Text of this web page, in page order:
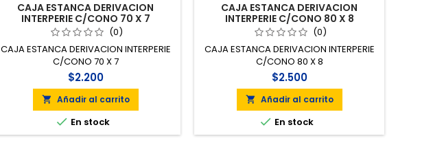
CAJA ESTANCA DERIVACION
INTERPERIE C/CONO 70 X 7
(0)
CAJA ESTANCA DERIVACION INTERPERIE
C/CONO 70 X 7
$2.200
 Añadir al carrito
 En stock
CAJA ESTANCA DERIVACION
INTERPERIE C/CONO 80 X 8
(0)
CAJA ESTANCA DERIVACION INTERPERIE
C/CONO 80 X 8
$2.500
 Añadir al carrito
 En stock